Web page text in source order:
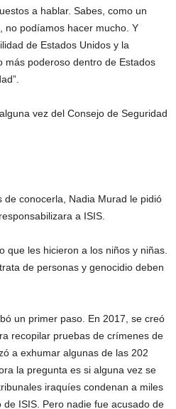
a hablar. Sabes, como un
no podíamos hacer mucho. Y
de Estados Unidos y la
más poderoso dentro de Estados
vez del Consejo de Seguridad
de conocerla, Nadia Murad le pidió
a ISIS.
que les hicieron a los niños y niñas.
de personas y genocidio deben
un primer paso. En 2017, se creó
recopilar pruebas de crímenes de
a exhumar algunas de las 202
la pregunta es si alguna vez se
iraquíes condenan a miles
ISIS. Pero nadie fue acusado de